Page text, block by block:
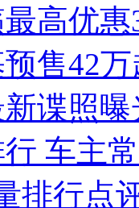
高优
售42
谍照
车主
排行点